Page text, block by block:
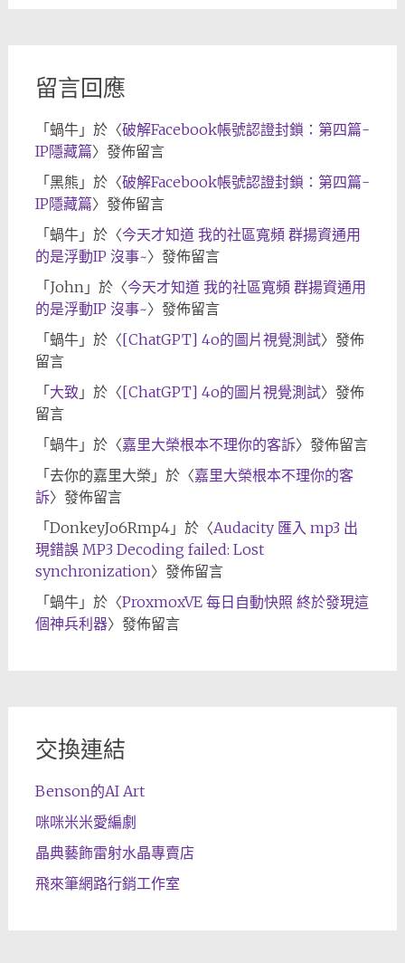
留言回應
「蝸牛」於〈破解Facebook帳號認證封鎖：第四篇-
IP隱藏篇〉發佈留言
「黑熊 」於〈破解Facebook帳號認證封鎖：第四篇-
IP隱藏篇〉發佈留言
「蝸牛」於〈今天才知道 我的社區寬頻 群揚資通用
的是浮動IP 沒事~〉發佈留言
「John 」於〈今天才知道 我的社區寬頻 群揚資通用
的是浮動IP 沒事~〉發佈留言
「蝸牛」於〈[ChatGPT] 4o的圖片視覺測試〉發佈
留言
「大致 」於〈[ChatGPT] 4o的圖片視覺測試〉發佈
留言
「蝸牛」於〈嘉里大榮根本不理你的客訴〉發佈留言
「去你的嘉里大榮 」於〈嘉里大榮根本不理你的客
訴〉發佈留言
「DonkeyJo6Rmp4」於〈Audacity 匯入 mp3 出
現錯誤 MP3 Decoding failed: Lost
synchronization〉發佈留言
「蝸牛」於〈ProxmoxVE 每日自動快照 終於發現這
個神兵利器〉發佈留言
交換連結
Benson的AI Art
咪咪米米愛編劇
晶典藝飾雷射水晶專賣店
飛來筆網路行銷工作室